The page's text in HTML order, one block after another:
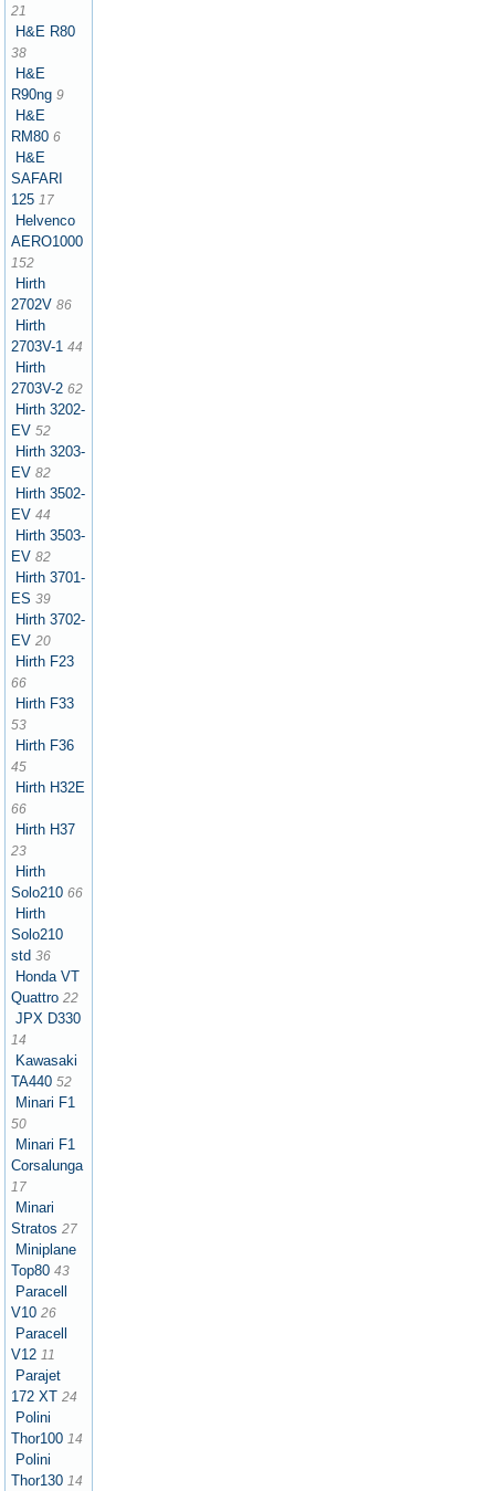
21
H&E R80
38
H&E
R90ng 9
H&E
RM80 6
H&E
SAFARI
125 17
Helvenco
AERO1000
152
Hirth
2702V 86
Hirth
2703V-1 44
Hirth
2703V-2 62
Hirth 3202-
EV 52
Hirth 3203-
EV 82
Hirth 3502-
EV 44
Hirth 3503-
EV 82
Hirth 3701-
ES 39
Hirth 3702-
EV 20
Hirth F23
66
Hirth F33
53
Hirth F36
45
Hirth H32E
66
Hirth H37
23
Hirth
Solo210 66
Hirth
Solo210
std 36
Honda VT
Quattro 22
JPX D330
14
Kawasaki
TA440 52
Minari F1
50
Minari F1
Corsalunga
17
Minari
Stratos 27
Miniplane
Top80 43
Paracell
V10 26
Paracell
V12 11
Parajet
172 XT 24
Polini
Thor100 14
Polini
Thor130 14